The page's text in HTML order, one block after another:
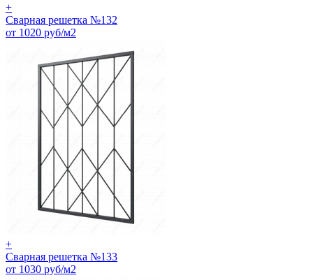
+
Сварная решетка №132
от 1020 руб/м2
+
Сварная решетка №133
от 1030 руб/м2